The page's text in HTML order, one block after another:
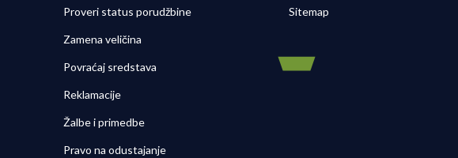
Proveri status porudžbine
Zamena veličina
Povraćaj sredstava
Reklamacije
Žalbe i primedbe
Pravo na odustajanje
Sitemap